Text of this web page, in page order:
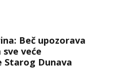
Beč upozorava
sve veće
Starog Dunava